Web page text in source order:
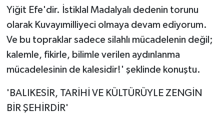
Yiğit Efe'dir. İstiklal Madalyalı dedenin torunu
olarak Kuvayımilliyeci olmaya devam ediyorum.
Ve bu topraklar sadece silahlı mücadelenin değil;
kalemle, fikirle, bilimle verilen aydınlanma
mücadelesinin de kalesidir!' şeklinde konuştu.
'BALIKESİR, TARİHİ VE KÜLTÜRÜYLE ZENGİN
BİR ŞEHİRDİR'